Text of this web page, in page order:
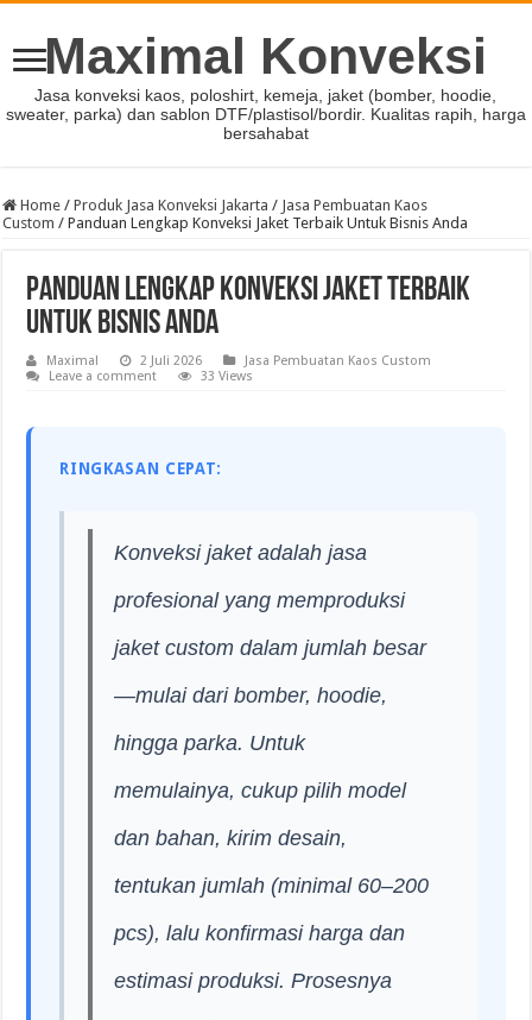
Maximal Konveksi
Jasa konveksi kaos, poloshirt, kemeja, jaket (bomber, hoodie,
sweater, parka) dan sablon DTF/plastisol/bordir. Kualitas rapih, harga
bersahabat
Home / Produk Jasa Konveksi Jakarta / Jasa Pembuatan Kaos
Custom / Panduan Lengkap Konveksi Jaket Terbaik Untuk Bisnis Anda
Panduan Lengkap Konveksi Jaket Terbaik
Untuk Bisnis Anda
Maximal 2 Juli 2026
Jasa Pembuatan Kaos Custom
Leave a comment
33 Views
RINGKASAN CEPAT:
Konveksi jaket adalah jasa
profesional yang memproduksi
jaket custom dalam jumlah besar
—mulai dari bomber, hoodie,
hingga parka. Untuk
memulainya, cukup pilih model
dan bahan, kirim desain,
tentukan jumlah (minimal 60–200
pcs), lalu konfirmasi harga dan
estimasi produksi. Prosesnya